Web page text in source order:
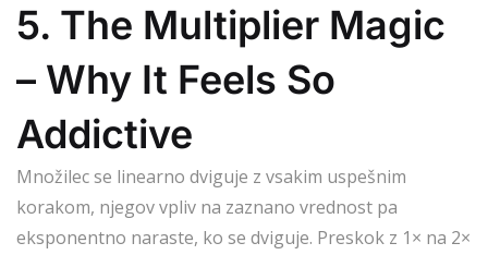
5. The Multiplier Magic
– Why It Feels So
Addictive
Množilec se linearno dviguje z vsakim uspešnim
korakom, njegov vpliv na zaznano vrednost pa
eksponentno naraste, ko se dviguje. Preskok z 1× na 2×